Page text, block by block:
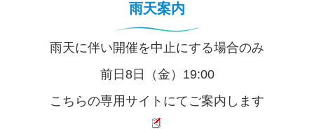
雨天案内
雨天に伴い開催を中止にする場合のみ
前日8日（金）19:00
こちらの専用サイトにてご案内します